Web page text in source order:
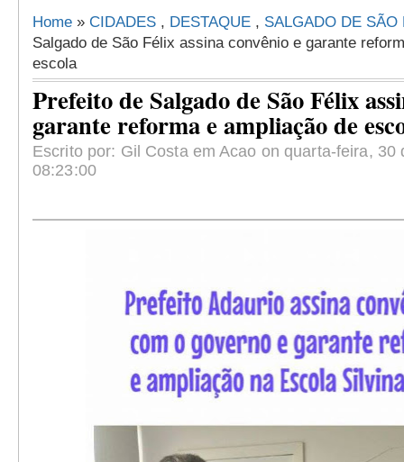
Home » CIDADES , DESTAQUE , SALGADO DE SÃO
Salgado de São Félix assina convênio e garante
escola
Prefeito de Salgado de São Félix
garante reforma e ampliação de
Escrito por: Gil Costa em Acao on quarta-feira, 30
08:23:00